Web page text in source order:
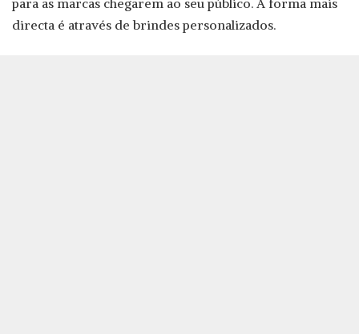
para as marcas chegarem ao seu público. A forma mais
directa é através de brindes personalizados.